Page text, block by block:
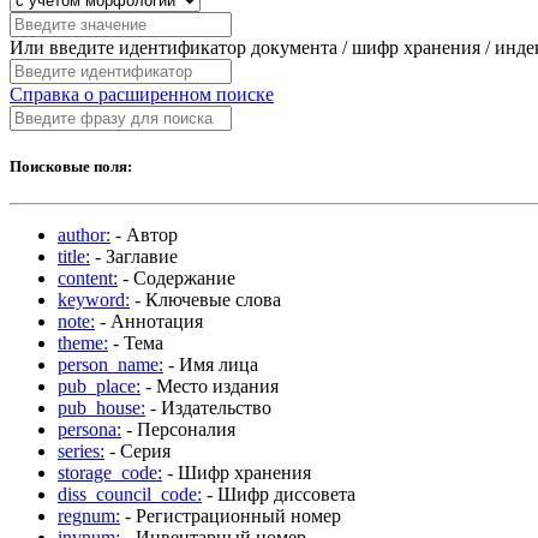
Или введите идентификатор документа / шифр хранения /
Справка о расширенном поиске
Поисковые поля:
author: - Автор
title: - Заглавие
content: - Содержание
keyword: - Ключевые слова
note: - Аннотация
theme: - Тема
person_name: - Имя лица
pub_place: - Место издания
pub_house: - Издательство
persona: - Персоналия
series: - Серия
storage_code: - Шифр хранения
diss_council_code: - Шифр диссовета
regnum: - Регистрационный номер